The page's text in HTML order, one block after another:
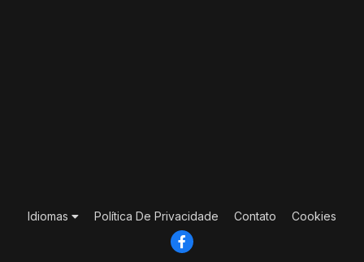
Idiomas Política De Privacidade Contato Cookies